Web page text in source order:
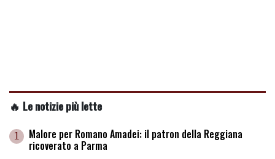
🔥 Le notizie più lette
1 Malore per Romano Amadei: il patron della Reggiana
ricoverato a Parma